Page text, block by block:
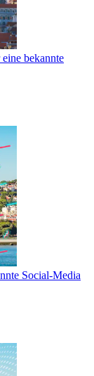
bekannte
Social-Media